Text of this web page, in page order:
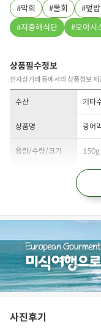
막회 물회 덮밥
지중해식단
오아시
상품필수정보
전자상거래 등에서의 상품정보
수산 기타
상품명 광어
용량/수량/크기 150g
(주)
넙치
관련법상 표시사항
간혹
이 제
조시
보관/취급방법
사진후기